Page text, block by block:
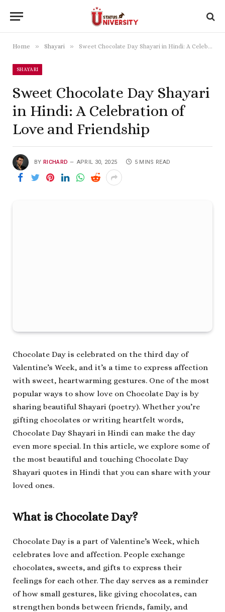
Home » Shayari » Sweet Chocolate Day Shayari in Hindi: A Celebration of Love and Friendship
SHAYARI
Sweet Chocolate Day Shayari
in Hindi: A Celebration of
Love and Friendship
BY RICHARD APRIL 30, 2025 5 MINS READ
Chocolate Day is celebrated on the third day of
Valentine’s Week, and it’s a time to express affection
with sweet, heartwarming gestures. One of the most
popular ways to show love on Chocolate Day is by
sharing beautiful Shayari (poetry). Whether you’re
gifting chocolates or writing heartfelt words,
Chocolate Day Shayari in Hindi can make the day
even more special. In this article, we explore some of
the most beautiful and touching Chocolate Day
Shayari quotes in Hindi that you can share with your
loved ones.
What is Chocolate Day?
Chocolate Day is a part of Valentine’s Week, which
celebrates love and affection. People exchange
chocolates, sweets, and gifts to express their
feelings for each other. The day serves as a reminder
of how small gestures, like giving chocolates, can
strengthen bonds between friends, family, and